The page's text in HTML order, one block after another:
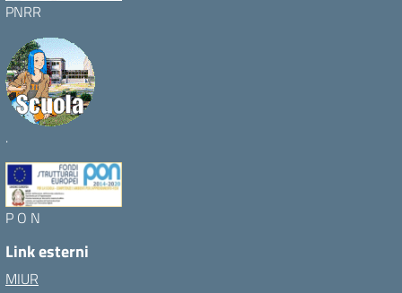
PNRR
.
P O N
Link esterni
MIUR